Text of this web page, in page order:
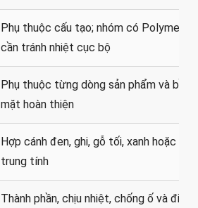
Phụ thuộc cấu tạo; nhóm có Polymer
cần tránh nhiệt cục bộ
Phụ thuộc từng dòng sản phẩm và bề
mặt hoàn thiện
Hợp cánh đen, ghi, gỗ tối, xanh hoặc
trung tính
Thành phần, chịu nhiệt, chống ố và điều